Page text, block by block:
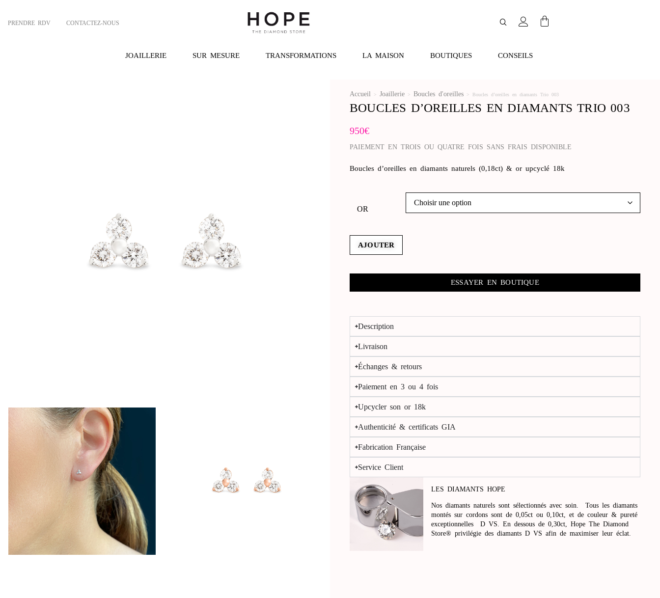
PRENDRE RDV CONTACTEZ-NOUS
JOAILLERIE SUR MESURE TRANSFORMATIONS LA MAISON BOUTIQUES CONSEILS
Accueil > Joaillerie > Boucles d'oreilles > Boucles d’oreilles en diamants Trio 003
BOUCLES D’OREILLES EN DIAMANTS TRIO 003
950€
PAIEMENT EN TROIS OU QUATRE FOIS SANS FRAIS DISPONIBLE
Boucles d’oreilles en diamants naturels (0,18ct) & or upcyclé 18k
OR
AJOUTER
ESSAYER EN BOUTIQUE
Description
Livraison
Échanges & retours
Paiement en 3 ou 4 fois
Upcycler son or 18k
Authenticité & certificats GIA
Fabrication Française
Service Client
LES DIAMANTS HOPE
Nos diamants naturels sont sélectionnés avec soin. Tous les diamants
montés sur cordons sont de 0,05ct ou 0,10ct, et de couleur & pureté
exceptionnelles D VS. En dessous de 0,30ct, Hope The Diamond
Store® privilégie des diamants D VS afin de maximiser leur éclat.